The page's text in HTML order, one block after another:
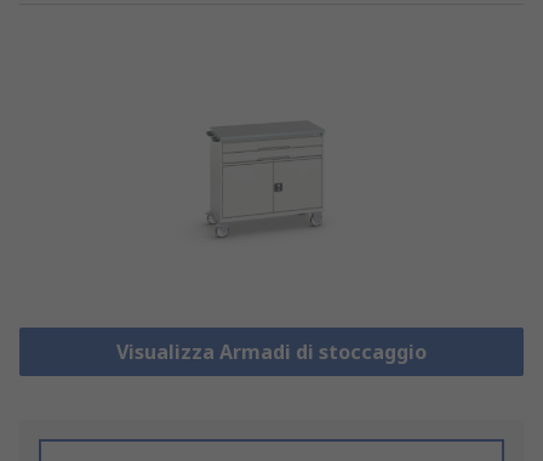
Visualizza Armadi di stoccaggio